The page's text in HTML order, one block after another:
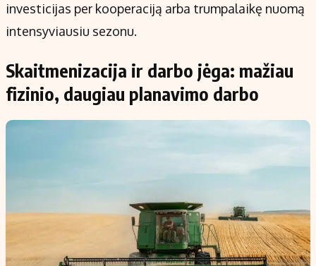
investicijas per kooperaciją arba trumpalaikę nuomą
intensyviausiu sezonu.
Skaitmenizacija ir darbo jėga: mažiau
fizinio, daugiau planavimo darbo